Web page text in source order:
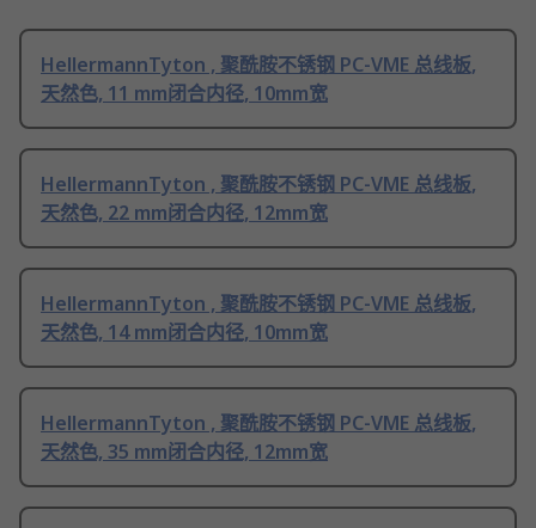
HellermannTyton , 聚酰胺不锈钢 PC-VME 总线板,
天然色, 11 mm闭合内径, 10mm宽
HellermannTyton , 聚酰胺不锈钢 PC-VME 总线板,
天然色, 22 mm闭合内径, 12mm宽
HellermannTyton , 聚酰胺不锈钢 PC-VME 总线板,
天然色, 14 mm闭合内径, 10mm宽
HellermannTyton , 聚酰胺不锈钢 PC-VME 总线板,
天然色, 35 mm闭合内径, 12mm宽